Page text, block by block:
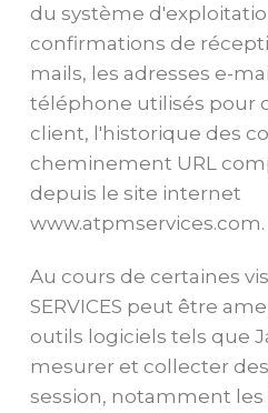
du système
confirmations de
mails, les adresses e-
téléphone utilisés pour
client, l'historique des
cheminement URL
depuis le site internet
www.atpmservices.com.
Au cours de certaines
SERVICES peut être
outils logiciels tels que
mesurer et collecter
session, notamment